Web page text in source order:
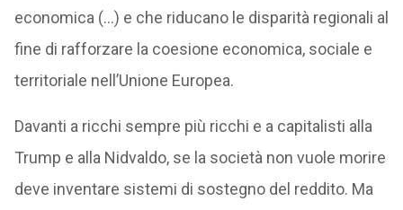
economica (…) e che riducano le disparità regionali al
fine di rafforzare la coesione economica, sociale e
territoriale nell’Unione Europea.
Davanti a ricchi sempre più ricchi e a capitalisti alla
Trump e alla Nidvaldo, se la società non vuole morire
deve inventare sistemi di sostegno del reddito. Ma